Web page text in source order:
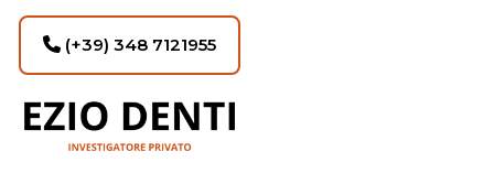
(+39) 348 7121955